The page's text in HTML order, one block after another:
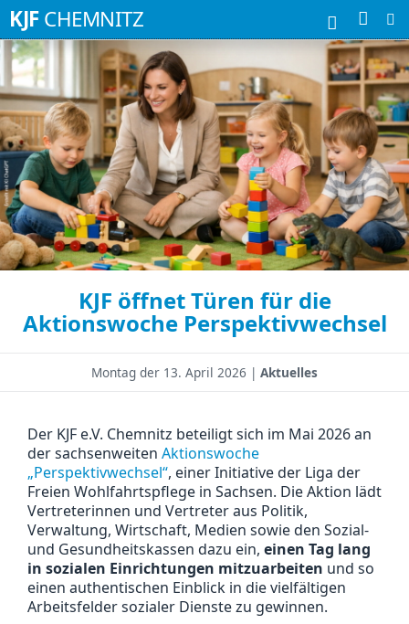
KJF CHEMNITZ Suchbegriffe
KJF öffnet Türen für die
Aktionswoche Perspektivwechsel
Montag der 13. April 2026 | Aktuelles
Der KJF e.V. Chemnitz beteiligt sich im Mai 2026 an
der sachsenweiten Aktionswoche
„Perspektivwechsel“, einer Initiative der Liga der
Freien Wohlfahrtspflege in Sachsen. Die Aktion lädt
Vertreterinnen und Vertreter aus Politik,
Verwaltung, Wirtschaft, Medien sowie den Sozial-
und Gesundheitskassen dazu ein, einen Tag lang
in sozialen Einrichtungen mitzuarbeiten und so
einen authentischen Einblick in die vielfältigen
Arbeitsfelder sozialer Dienste zu gewinnen.